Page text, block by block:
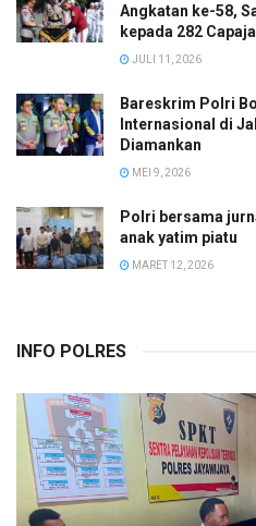
Angkatan ke-58,
kepada 282 Capaja
JULI 11, 2026
Bareskrim Polri
Internasional di
Diamankan
MEI 9, 2026
Polri bersama
anak yatim piatu
MARET 12, 2026
INFO POLRES